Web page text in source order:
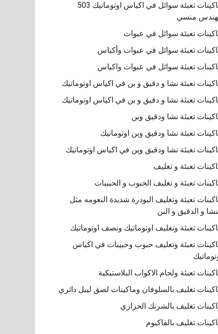
ماكينات تعبئة سوائل في اكياس اوتوماتيك 503
منسي
تعبئة سوائل في عبوات
تعبئة سوائل في عبوات وأكياس
تعبئة سوائل في عبوات واكياس
تعبئة نشا و دقيق و بن في اكياس اوتوماتيك
تعبئة نشا و دقيق و بن في اكياس اوتوماتيك
تعبئة نشا ودقيق وبن
تعبئة نشا ودقيق وبن اوتوماتيك
تعبئة نشا ودقيق وبن في اكياس اوتوماتيك
تعبئة و تغليف
تعبئة و تغليف الحبوب و الحبيبات
تعبئة وتغليف البودرة شديدة النعومه مثل
و الدقيق و البن
تعبئة وتغليف اوتوماتيك ونصف اوتوماتيك
تعبئة وتغليف حبوب وحبيبات في اكياس
تعبئة ولحام الاكواب البلاستيكية
تغليف بالسلوفان وماكينات لصق ليبل دائري
تغليف بالشرنك الحراري
تغليف بالفاكيوم